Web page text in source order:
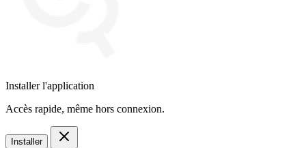
Installer l'application
Accès rapide, même hors connexion.
Installer